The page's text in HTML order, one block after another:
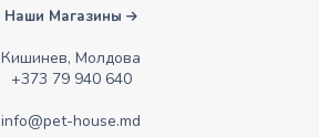
Наши Магазины
Кишинев, Молдова
+373 79 940 640
info@pet-house.md